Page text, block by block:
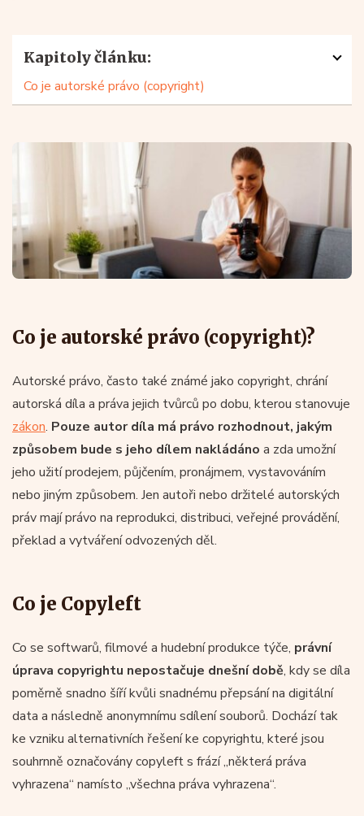
Kapitoly článku:
Co je autorské právo (copyright)
Co je autorské právo (copyright)?
Autorské právo, často také známé jako copyright, chrání
autorská díla a práva jejich tvůrců po dobu, kterou stanovuje
zákon. Pouze autor díla má právo rozhodnout, jakým
způsobem bude s jeho dílem nakládáno a zda umožní
jeho užití prodejem, půjčením, pronájmem, vystavováním
nebo jiným způsobem. Jen autoři nebo držitelé autorských
práv mají právo na reprodukci, distribuci, veřejné provádění,
překlad a vytváření odvozených děl.
Co je Copyleft
Co se softwarů, filmové a hudební produkce týče, právní
úprava copyrightu nepostačuje dnešní době, kdy se díla
poměrně snadno šíří kvůli snadnému přepsání na digitální
data a následně anonymnímu sdílení souborů. Dochází tak
ke vzniku alternativních řešení ke copyrightu, které jsou
souhrnně označovány copyleft s frází „některá práva
vyhrazena“ namísto „všechna práva vyhrazena“.